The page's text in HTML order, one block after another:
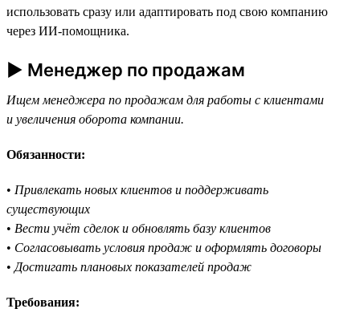
использовать сразу или адаптировать под свою компанию
через ИИ-помощника.
► Менеджер по продажам
Ищем менеджера по продажам для работы с клиентами
и увеличения оборота компании.
Обязанности:
• Привлекать новых клиентов и поддерживать
существующих
• Вести учёт сделок и обновлять базу клиентов
• Согласовывать условия продаж и оформлять договоры
• Достигать плановых показателей продаж
Требования: